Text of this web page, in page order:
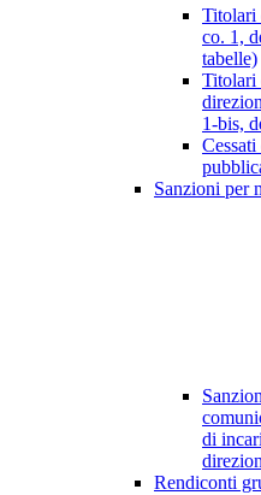
Titolari
co. 1,
tabelle)
Titolari
1-bis,
Sanzioni per
di
Rendiconti